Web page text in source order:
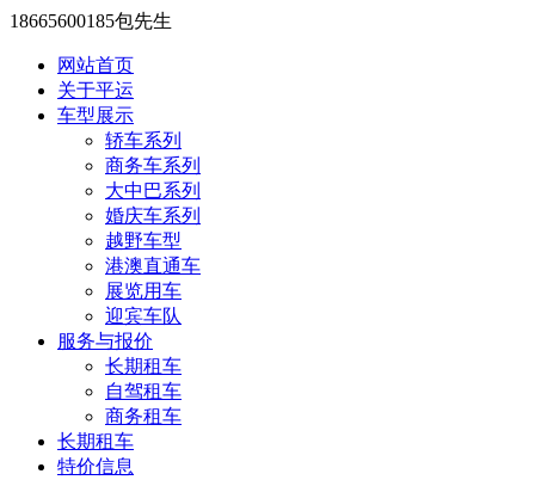
18665600185包先生
网站首页
关于平运
车型展示
轿车系列
商务车系列
大中巴系列
婚庆车系列
越野车型
港澳直通车
展览用车
迎宾车队
服务与报价
长期租车
自驾租车
商务租车
长期租车
特价信息